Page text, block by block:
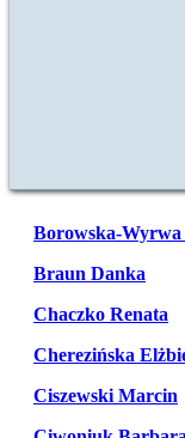
Borowska-Wyrwa
Braun Danka
Chaczko Renata
Cherezińska
Ciszewski Marcin